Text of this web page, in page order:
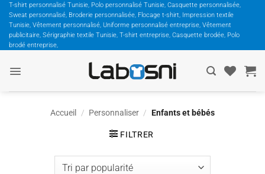
Passer
contenu
T-shirt personnalisé Tunisie, Polo personnalisé Tunisie, Casquette personnalisée,
Sweat personnalisé, Broderie personnalisée, Flocage t-shirt, Impression textile
Tunisie, Vêtement personnalisé, Uniforme personnalisé entreprise, Vêtement
publicitaire, Sérigraphie textile Tunisie, T-shirt entreprise, Casquette brodée, Polo
brodé entreprise,
Accueil / Personnaliser / Enfants et bébés
FILTRER